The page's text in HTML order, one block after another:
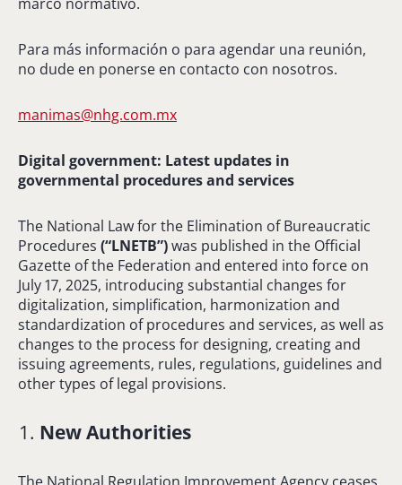
Para más información o para agendar una reunión,
no dude en ponerse en contacto con nosotros.
manimas@nhg.com.mx
Digital government: Latest updates in
governmental procedures and services
The National Law for the Elimination of Bureaucratic
Procedures (“LNETB”)was published in the Official
Gazette of the Federation and entered into force on
July 17, 2025, introducing substantial changes for
digitalization, simplification, harmonization and
standardization of procedures and services, as well as
changes to the process for designing, creating and
issuing agreements, rules, regulations, guidelines and
other types of legal provisions.
New Authorities
The National Regulation Improvement Agency ceases